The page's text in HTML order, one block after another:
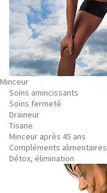
Minceur
Soins amincissants
Soins fermeté
Draineur
Tisane
Minceur après 45 ans
Compléments alimentaires
Détox, élimination